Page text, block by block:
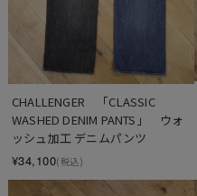
CHALLENGER　「CLASSIC
WASHED DENIM PANTS」　ウォ
ッシュ加工 デニムパンツ
¥34,100(税込)